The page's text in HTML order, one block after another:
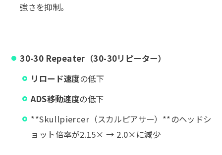
強さを抑制。
30-30 Repeater（30-30リピーター）
リロード速度の低下
ADS移動速度の低下
**Skullpiercer（スカルピアサー）**のヘッドシ
ョット倍率が2.15× → 2.0×に減少